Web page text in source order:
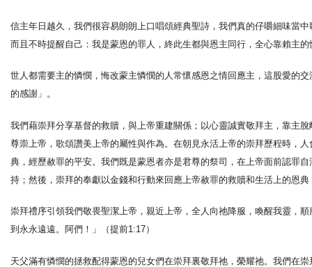
信主年日越久，我們很容易朗朗上口唱頌經典聖詩，我們真的仔嚼細味當
而且不時提醒自己：我是蒙恩的罪人，終此生都與恩主同行，全心靠賴主的
世人都需要主的憐憫，悔改蒙主憐憫的人常懷感恩之情回應主，這股愛的
的感謝」。
我們藉崇拜分享基督的救贖，與上帝重建關係；以心靈誠實敬拜主，靠主
尊崇上帝，歌頌讚美上帝的屬性與作為。在朝見永活上帝的崇拜歷程時，
典，經歷赦罪的平安。我們既是蒙恩者亦是君尊的祭司，在上帝面前認罪
持；然後，崇拜的奉獻以金錢和行動來回應上帝赦罪的救贖和生活上的恩
崇拜禮序引領我們敬畏聖潔上帝，親近上帝，全人向祂降服，喚醒我靈，
到永永遠遠。阿們！」（提前1:17）
天父滿有憐憫的拯救配得蒙恩的兒女們在崇拜裏敬拜祂，榮耀祂。我們在